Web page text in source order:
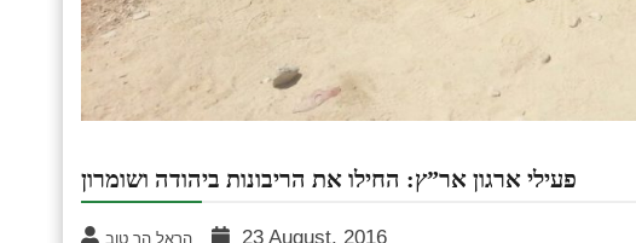
פעילי ארגון אר”ץ: החילו את הריבונות ביהודה ושומרון
הראל הר טוב 23 August, 2016